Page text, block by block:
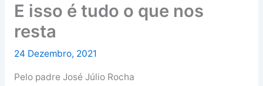
E isso é tudo o que nos
resta
24 Dezembro, 2021
Pelo padre José Júlio Rocha